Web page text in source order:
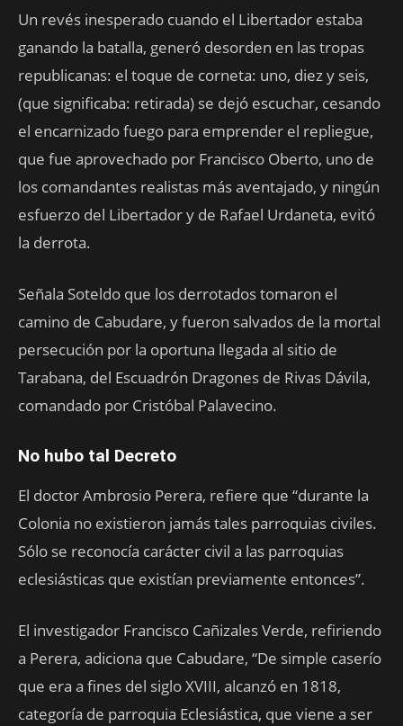
Un revés inesperado cuando el Libertador estaba
ganando la batalla, generó desorden en las tropas
republicanas: el toque de corneta: uno, diez y seis,
(que significaba: retirada) se dejó escuchar, cesando
el encarnizado fuego para emprender el repliegue,
que fue aprovechado por Francisco Oberto, uno de
los comandantes realistas más aventajado, y ningún
esfuerzo del Libertador y de Rafael Urdaneta, evitó
la derrota.
Señala Soteldo que los derrotados tomaron el
camino de Cabudare, y fueron salvados de la mortal
persecución por la oportuna llegada al sitio de
Tarabana, del Escuadrón Dragones de Rivas Dávila,
comandado por Cristóbal Palavecino.
No hubo tal Decreto
El doctor Ambrosio Perera, refiere que “durante la
Colonia no existieron jamás tales parroquias civiles.
Sólo se reconocía carácter civil a las parroquias
eclesiásticas que existían previamente entonces”.
El investigador Francisco Cañizales Verde, refiriendo
a Perera, adiciona que Cabudare, “De simple caserío
que era a fines del siglo XVIII, alcanzó en 1818,
categoría de parroquia Eclesiástica, que viene a ser